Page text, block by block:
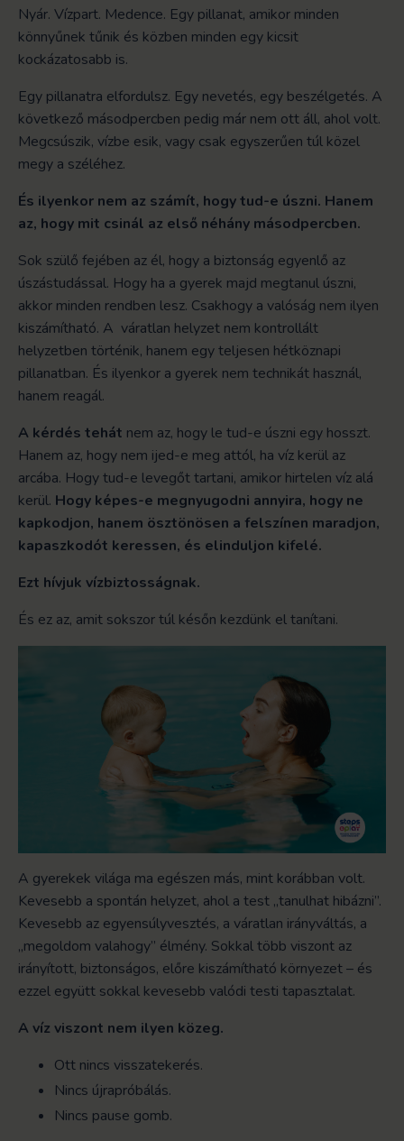
Nyár. Vízpart. Medence. Egy pillanat, amikor minden
könnyűnek tűnik és közben minden egy kicsit
kockázatosabb is.
Egy pillanatra elfordulsz. Egy nevetés, egy beszélgetés. A
következő másodpercben pedig már nem ott áll, ahol volt.
Megcsúszik, vízbe esik, vagy csak egyszerűen túl közel
megy a széléhez.
És ilyenkor nem az számít, hogy tud-e úszni. Hanem
az, hogy mit csinál az első néhány másodpercben.
Sok szülő fejében az él, hogy a biztonság egyenlő az
úszástudással. Hogy ha a gyerek majd megtanul úszni,
akkor minden rendben lesz. Csakhogy a valóság nem ilyen
kiszámítható. A váratlan helyzet nem kontrollált
helyzetben történik, hanem egy teljesen hétköznapi
pillanatban. És ilyenkor a gyerek nem technikát használ,
hanem reagál.
A kérdés tehát nem az, hogy le tud-e úszni egy hosszt.
Hanem az, hogy nem ijed-e meg attól, ha víz kerül az
arcába. Hogy tud-e levegőt tartani, amikor hirtelen víz alá
kerül. Hogy képes-e megnyugodni annyira, hogy ne
kapkodjon, hanem ösztönösen a felszínen maradjon,
kapaszkodót keressen, és elinduljon kifelé.
Ezt hívjuk vízbiztosságnak.
És ez az, amit sokszor túl későn kezdünk el tanítani.
A gyerekek világa ma egészen más, mint korábban volt.
Kevesebb a spontán helyzet, ahol a test „tanulhat hibázni”.
Kevesebb az egyensúlyvesztés, a váratlan irányváltás, a
„megoldom valahogy” élmény. Sokkal több viszont az
irányított, biztonságos, előre kiszámítható környezet – és
ezzel együtt sokkal kevesebb valódi testi tapasztalat.
A víz viszont nem ilyen közeg.
Ott nincs visszatekerés.
Nincs újrapróbálás.
Nincs pause gomb.